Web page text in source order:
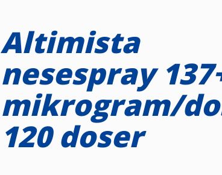
Altimista
nesespray
mikrogram/
120 doser